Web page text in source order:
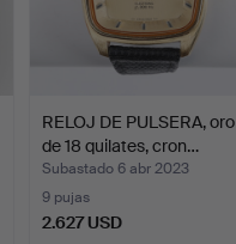
RELOJ DE PULSERA, oro
de 18 quilates, cron…
Subastado 6 abr 2023
9 pujas
2.627 USD